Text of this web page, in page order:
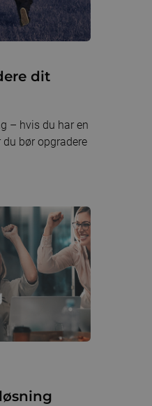
dit
– hvis du har en
bør opgradere